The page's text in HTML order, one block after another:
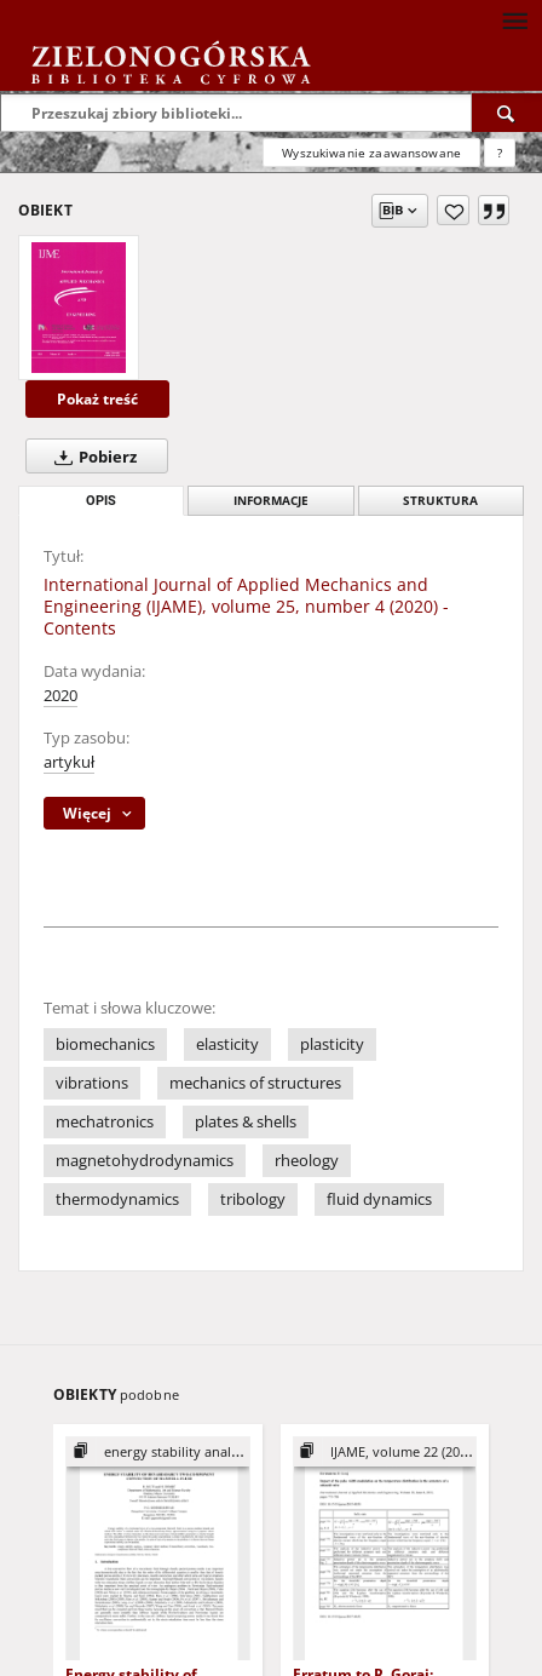
Wyszukiwanie zaawansowane ?
OBIEKT
Pokaż treść
Pobierz
OPIS INFORMACJE STRUKTURA
Tytuł:
International Journal of Applied Mechanics and
Engineering (IJAME), volume 25, number 4 (2020) -
Contents
Data wydania:
2020
Typ zasobu:
artykuł
Więcej
Temat i słowa kluczowe:
biomechanics
elasticity
plasticity
vibrations
mechanics of structures
mechatronics
plates & shells
magnetohydrodynamics
rheology
thermodynamics
tribology fluid dynamics
OBIEKTY podobne
energy stability analysis IJAME, volume 22 (2017)